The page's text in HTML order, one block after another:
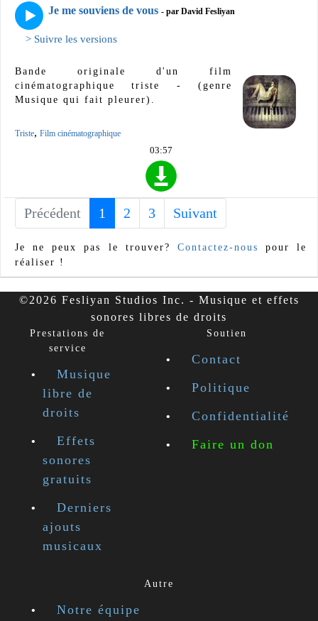
Je me souviens de vous - par David Fesliyan
> Suivre les versions
Bande originale d'un film
cinématographique triste - (genre
Musique qui fait pleurer).
Triste, Film cinématographique
03:57
Précédent 1 (current)
2 3 Suivant
Je ne peux pas le trouver? Contactez-nous
pour le
réaliser !
©2026 Fesliyan Studios Inc. - Musique et effets
sonores libres de droits
Prestations de
service
Musique
libre de
droits
Effets
sonores
gratuits
Derniers
ajouts
musicaux
Soutien
Contact
Politique
Confidentialité
Faire un don
Autre
Notre équipe